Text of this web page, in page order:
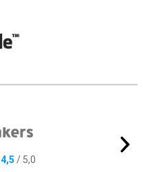
4,5 / 5,0